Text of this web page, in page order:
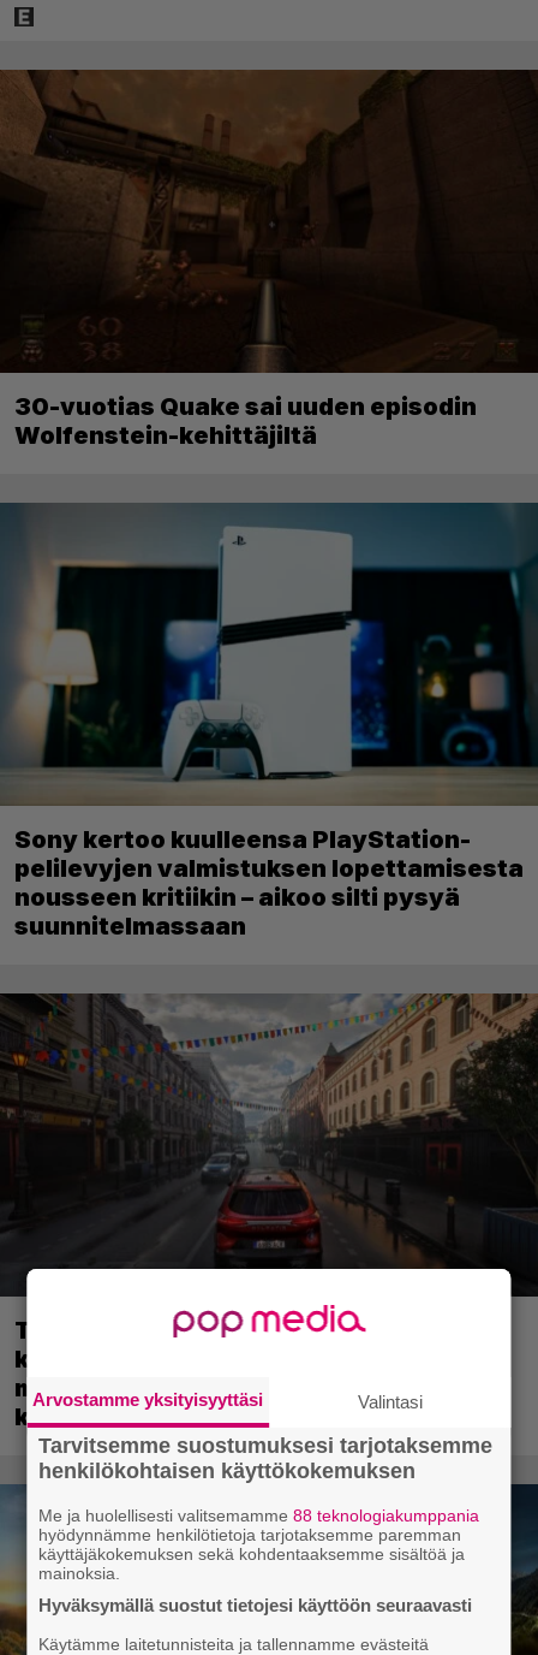
30-vuotias Quake sai uuden episodin
Wolfenstein-kehittäjiltä
Sony kertoo kuulleensa PlayStation-
pelilevyjen valmistuksen lopettamisesta
nousseen kritiikin – aikoo silti pysyä
suunnitelmassaan
Tulevassa ajopelissä voi kokea
kyytipalveluyrittäjän arjen – jokaisella
matkustajalla on oma hulvaton,
koskettava tai outo tarinansa
Arvostamme yksityisyyttäsi Valintasi
Tarvitsemme suostumuksesi tarjotaksemme
henkilökohtaisen käyttökokemuksen
Me ja huolellisesti valitsemamme88 teknologiakumppania
hyödynnämme henkilötietoja tarjotaksemme paremman
käyttäjäkokemuksen sekä kohdentaaksemme sisältöä ja
mainoksia.
Hyväksymällä suostut tietojesi käyttöön seuraavasti
Käytämme laitetunnisteita ja tallennamme evästeitä